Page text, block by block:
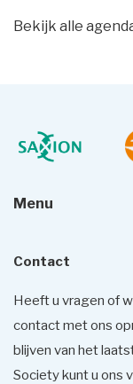
Bekijk alle
Menu
Contact
Heeft u vragen of
contact met ons
blijven van het
Society kunt u ons